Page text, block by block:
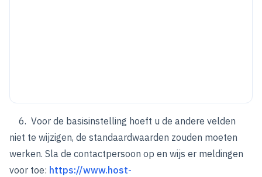
6. Voor de basisinstelling hoeft u de andere velden
niet te wijzigen, de standaardwaarden zouden moeten
werken. Sla de contactpersoon op en wijs er meldingen
voor toe: https://www.host-